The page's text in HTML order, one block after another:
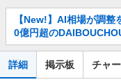
検
知
ら
せ
【New!】AI相場が調
0億円超の
詳細 掲示板 チャ